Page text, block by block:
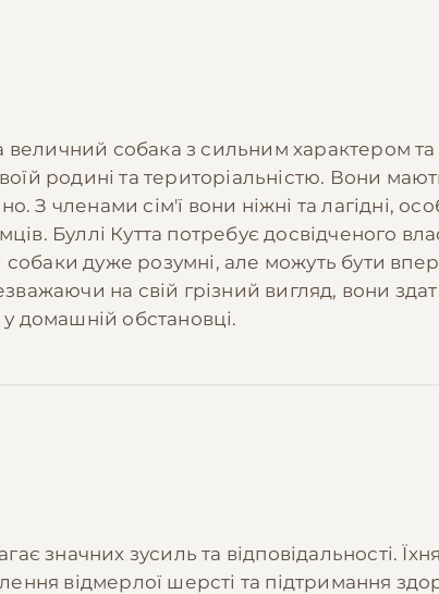
величний собака з сильним характером
родині та територіальністю. Вони
З членами сім'ї вони ніжні та лагідні,
Буллі Кутта потребує досвідченого
собаки дуже розумні, але можуть бути
на свій грізний вигляд, вони
домашній обстановці.
значних зусиль та відповідальності.
відмерлої шерсті та підтримання